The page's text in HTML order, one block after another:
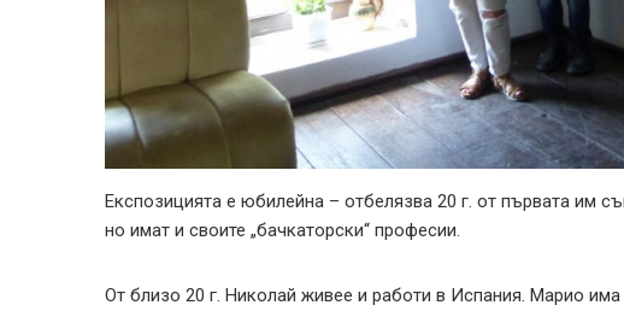
Експозицията е юбилейна – отбелязва 20 г. от първата им
но имат и своите „бачкаторски“ професии.
От близо 20 г. Николай живее и работи в Испания. Марио